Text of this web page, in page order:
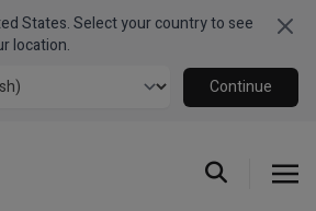
States. Select your country to see
location.
Continue